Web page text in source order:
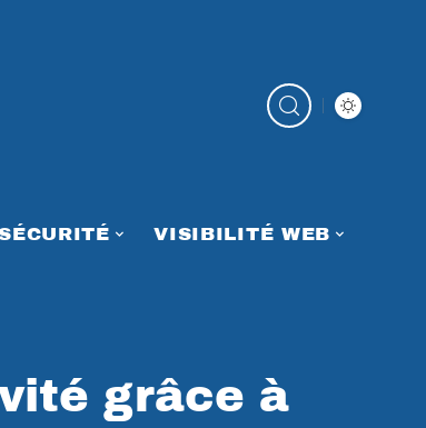
VISIBILITÉ WEB
grâce à